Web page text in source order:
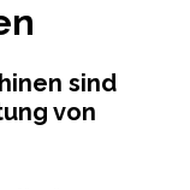
sind
von